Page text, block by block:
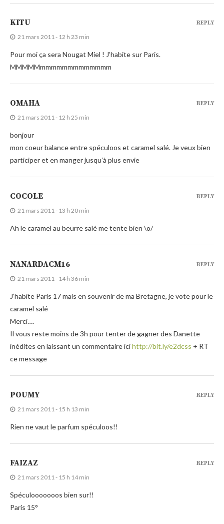
KITU
21 mars 2011 - 12 h 23 min
Pour moi ça sera Nougat Miel ! J’habite sur Paris.
MMMMMmmmmmmmmmmmmm
REPLY
OMAHA
21 mars 2011 - 12 h 25 min
bonjour
mon coeur balance entre spéculoos et caramel salé. Je veux bien
participer et en manger jusqu’à plus envie
REPLY
COCOLE
21 mars 2011 - 13 h 20 min
Ah le caramel au beurre salé me tente bien \o/
REPLY
NANARDACM16
21 mars 2011 - 14 h 36 min
J’habite Paris 17 mais en souvenir de ma Bretagne, je vote pour le
caramel salé
Merci….
Il vous reste moins de 3h pour tenter de gagner des Danette
inédites en laissant un commentaire icihttp://bit.ly/e2dcss + RT
ce message
REPLY
POUMY
21 mars 2011 - 15 h 13 min
Rien ne vaut le parfum spéculoos!!
REPLY
FAIZAZ
21 mars 2011 - 15 h 14 min
Spéculooooooos bien sur!!
Paris 15°
REPLY